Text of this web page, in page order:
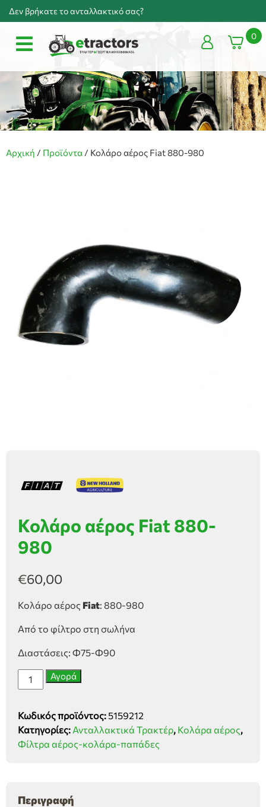
Δεν βρήκατε το ανταλλακτικό σας?
0
Αρχική / Προϊόντα / Κολάρο αέρος Fiat 880-980
Κολάρο αέρος Fiat 880-
980
€60,00
Κολάρο αέρος Fiat: 880-980
Από το φίλτρο στη σωλήνα
Διαστάσεις: Φ75-Φ90
Κολάρο
αέρος
880-
980
ποσότητα
Αγορά
Κωδικός προϊόντος: 5159212
Κατηγορίες: Ανταλλακτικά Τρακτέρ, Κολάρα αέρος,
Φίλτρα αέρος-κολάρα-παπάδες
Περιγραφή